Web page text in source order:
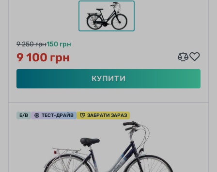
9 250 грн150 грн
9 100 грн
КУПИТИ
Б/В ТЕСТ-ДРАЙВ ЗАБРАТИ ЗАРАЗ